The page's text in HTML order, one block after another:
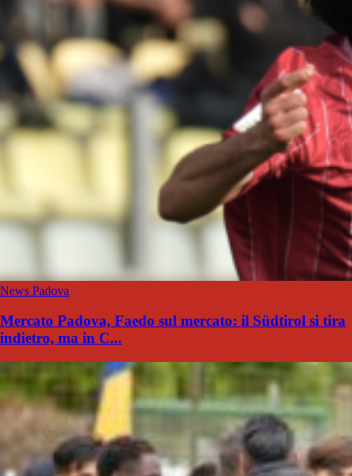
News Padova
Mercato Padova, Faedo sul mercato: il Südtirol si tira
indietro, ma in C...